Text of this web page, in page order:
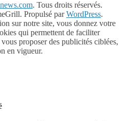
. Tous droits réservés.
Propulsé parWordPress.
sur notre site, vous donnez votre
qui permettent de faciliter
proposer des publicités ciblées,
en vigueur.